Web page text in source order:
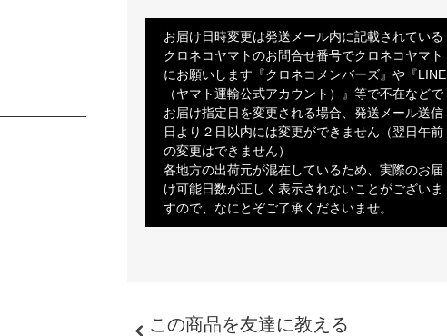
お届け日時変更は発送メール内に記載されている
クロネコヤマトのお問合せ番号でクロネコヤマト
にお願いします『クロネコメンバーズ』や『LINE
（ヤマト運輸公式アカウント）』等で不在などで
お届け指定日を変更される場合、発送メール送信
日より２日以内には変更ができません（翌日午前
の変更はできません）
各地方の出荷元が混在しているため、実際のお届
け可能日数が正しく表示されないことがございま
すので、なにとぞご了承くださいませ。
この商品を友達に教える